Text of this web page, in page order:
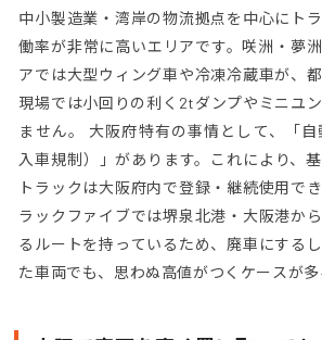
中小製造業・湾岸の物流拠点を中心にト
働率が非常に高いエリアです。咲洲・夢
アでは大型ウィング車や冷凍冷蔵車が、
現場では小回りの利く2tダンプやミニユ
ません。 大阪府特有の事情として、「自
入車規制）」があります。これにより、
トラックは大阪府内で登録・継続使用で
ラックファイブでは堺泉北港・大阪港か
るルートを持っているため、廃車にする
た車両でも、思わぬ高値がつくケースが多